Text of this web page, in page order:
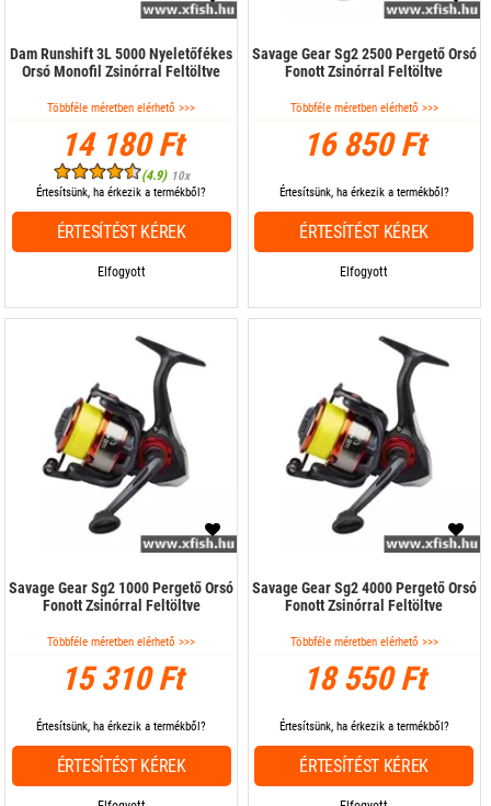
Dam Runshift 3L 5000 Nyeletőfékes
Orsó Monofil Zsinórral Feltöltve
Többféle méretben elérhető >>>
14 180 Ft
(4.9) 10x
Elfogyott
Értesítsünk, ha érkezik a termékből?
ÉRTESÍTÉST KÉREK
Savage Gear Sg2 2500 Pergető Orsó
Fonott Zsinórral Feltöltve
Többféle méretben elérhető >>>
16 850 Ft
Elfogyott
Értesítsünk, ha érkezik a termékből?
ÉRTESÍTÉST KÉREK
Savage Gear Sg2 1000 Pergető Orsó
Fonott Zsinórral Feltöltve
Többféle méretben elérhető >>>
15 310 Ft
Értesítsünk, ha érkezik a termékből?
ÉRTESÍTÉST KÉREK
Savage Gear Sg2 4000 Pergető Orsó
Fonott Zsinórral Feltöltve
Többféle méretben elérhető >>>
18 550 Ft
Értesítsünk, ha érkezik a termékből?
ÉRTESÍTÉST KÉREK